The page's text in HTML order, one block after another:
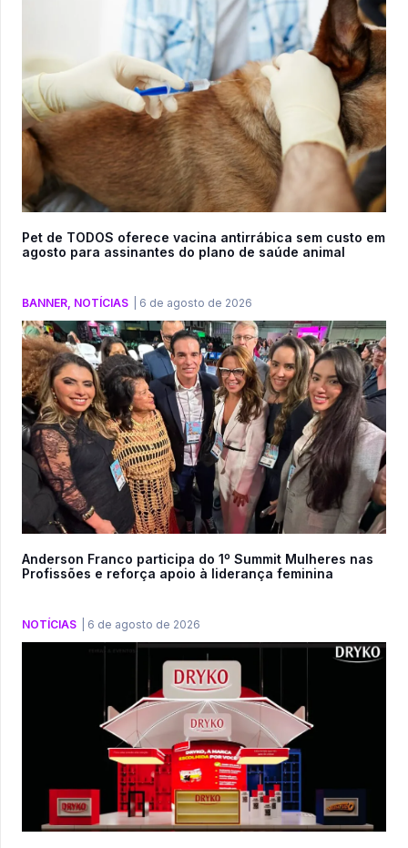
Pet de TODOS oferece vacina antirrábica sem custo em
agosto para assinantes do plano de saúde animal
BANNER NOTÍCIAS 6 de agosto de 2026
Anderson Franco participa do 1º Summit Mulheres nas
Profissões e reforça apoio à liderança feminina
NOTÍCIAS 6 de agosto de 2026